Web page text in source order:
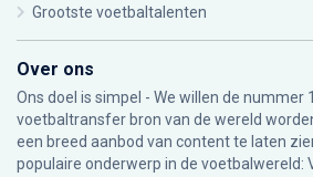
Grootste voetbaltalenten
Over ons
Ons doel is simpel - We willen de nummer
voetbaltransfer bron van de wereld
een breed aanbod van content te laten
populaire onderwerp in de voetbalwereld: